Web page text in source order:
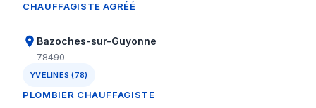
CHAUFFAGISTE AGRÉÉ
Bazoches-sur-Guyonne
78490
YVELINES (78)
PLOMBIER CHAUFFAGISTE